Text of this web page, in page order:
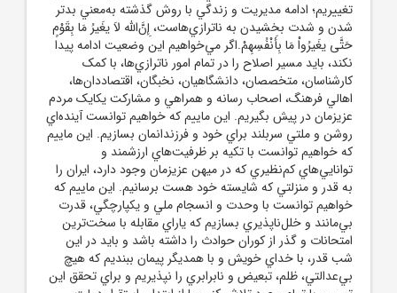
تغييريم؛ ادامه مديريت و زندگي با روش گذشته به‌معني بدتر
شدن و شدت بخشيدن به ناترازي‌هاست، إِنَّ‌الله لاَ يغَيرُ مَا بِقَوْمٍ
حَتَّى يغَيرُواْ مَا بِأَنْفُسِهِمْ.اگر مي‌خواهيم اين وضعيت ادامه پيدا
نکند، بايد مسير اصلاح را در تمام امور ناترازي‌ها، با کمک
کارشناسان، متخصصان، دانشگاهيان، نخبگان، اقتصاددان‌ها،
اهالي فرهنگ، اصحاب رسانه و همراهي و مشارکت يکايک مردم
عزيزمان در پيش بگيريم. اين ماييم که خواهيم توانست آينده‌اي
روشن و ملتي سربلند براي خود و فرزندانمان بسازيم. اين ماييم
که خواهيم توانست با تکيه بر ظرفيت‌هاي ارزشمند و
توانايي‌هاي کم‌نظيري که در ميهن عزيزمان وجود دارد، ايران را
به قدر و منزلتي که شايسته خود هست برسانيم. اين ماييم که
خواهيم توانست با وحدت و انسجام ملي و يکپارچگي، قدرت
بي‌مانند و خلل‌ناپذيري بسازيم که ياراي مقابله با سخت‌ترين
امتحانات و گذر از کوران حوادث را داشته باشد و بايد در اين
شب قدر، با خداي خويش و با همديگر پيمان ببنديم که هيچ
بي‌عدالتي، ظلم، تبعيض و نابرابري را نپذيريم و براي تحقق اين